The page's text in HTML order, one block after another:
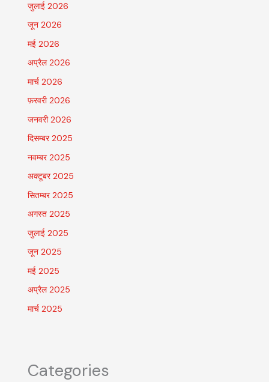
जुलाई 2026
जून 2026
मई 2026
अप्रैल 2026
मार्च 2026
फ़रवरी 2026
जनवरी 2026
दिसम्बर 2025
नवम्बर 2025
अक्टूबर 2025
सितम्बर 2025
अगस्त 2025
जुलाई 2025
जून 2025
मई 2025
अप्रैल 2025
मार्च 2025
Categories